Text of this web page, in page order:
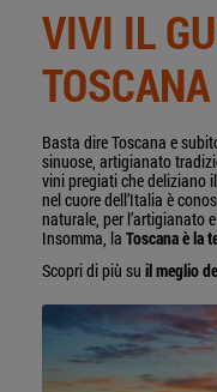
VIVI IL
TOSCANA
Basta dire Toscana e
sinuose, artigianato
vini pregiati che deliziano
nel cuore dell’Italia è
naturale, per l’artigianato
Insomma, la Toscana è la
Scopri di più su il meglio